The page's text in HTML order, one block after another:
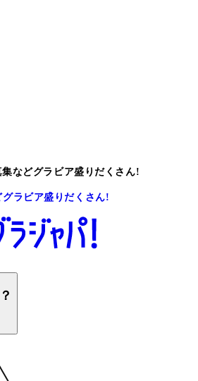
などグラビア盛りだくさん!
ラビア盛りだくさん!